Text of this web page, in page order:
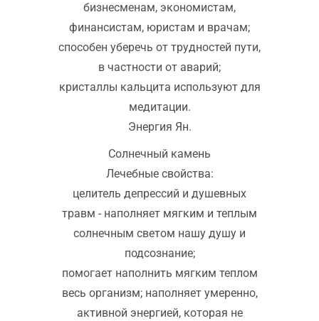
бизнесменам, экономистам,
финансистам, юристам и врачам;
способен уберечь от трудностей пути,
в частности от аварий;
кристаллы кальцита используют для
медитации.
Энергия Ян.
Солнечный камень
Лечебные свойства:
целитель депрессий и душевных
травм - наполняет мягким и теплым
солнечным светом нашу душу и
подсознание;
помогает наполнить мягким теплом
весь организм; наполняет умеренно,
активной энергией, которая не